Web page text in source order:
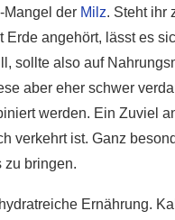
Mangel der Milz. Steht ihr
angehört, lässt es
sollte also auf
aber eher schwer
werden. Ein Zuviel
verkehrt ist. Ganz
zu bringen.
Ernährung.
28.